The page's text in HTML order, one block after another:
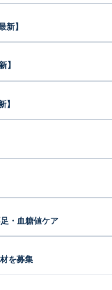
新】
】
】
・血糖値ケア
を募集